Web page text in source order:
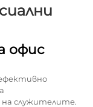
офис
служителите.